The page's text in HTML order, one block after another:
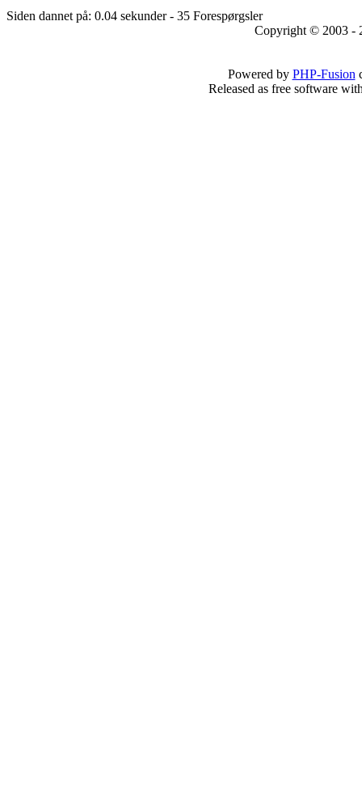
Siden dannet på: 0.04 sekunder - 35 Forespørgsler
Copyright © 2003 -
Powered by PHP-Fusion
Released as free software